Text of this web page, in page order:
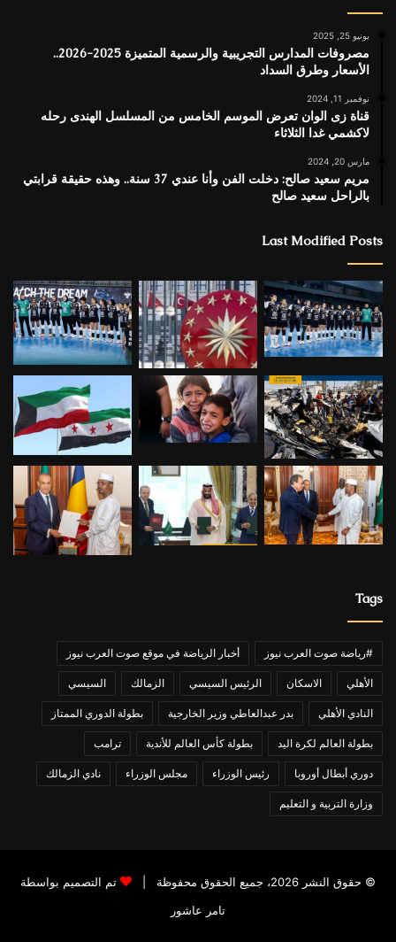
يونيو 25, 2025
مصروفات المدارس التجريبية والرسمية المتميزة 2025-2026..
الأسعار وطرق السداد
نوفمبر 11, 2024
قناة زى الوان تعرض الموسم الخامس من المسلسل الهندى رحله
لاكشمي غدا الثلاثاء
مارس 20, 2024
مريم سعيد صالح: دخلت الفن وأنا عندي 37 سنة.. وهذه حقيقة قرابتي
بالراحل سعيد صالح
Last Modified Posts
Tags
#رياضة صوت العرب نيوز أخبار الرياضة في موقع صوت العرب نيوز
الأهلي الاسكان الرئيس السيسي الزمالك السيسي
النادي الأهلي بدر عبدالعاطي وزير الخارجية بطولة الدوري الممتاز
بطولة العالم لكرة اليد بطولة كأس العالم للأندية ترامب
دوري أبطال أوروبا رئيس الوزراء مجلس الوزراء نادي الزمالك
وزارة التربية و التعليم
© حقوق النشر 2026، جميع الحقوق محفوظة |
تم التصميم بواسطة
تامر عاشور